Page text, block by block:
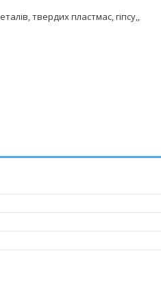
твердих пластмас, гіпсу,,